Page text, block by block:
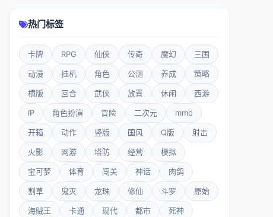
热门标签
卡牌 RPG 仙侠 传奇 魔幻 三国
动漫 挂机 角色 公测 养成 策略
横版 回合 武侠 放置 休闲 西游
IP 角色扮演 冒险 二次元 mmo
开箱 动作 竖版 国风 Q版 射击
火影 网游 塔防 经营 模拟
宝可梦 体育 闯关 神话 肉鸽
割草 鬼灭 龙珠 修仙 斗罗 原始
海贼王 卡通 现代 都市 死神